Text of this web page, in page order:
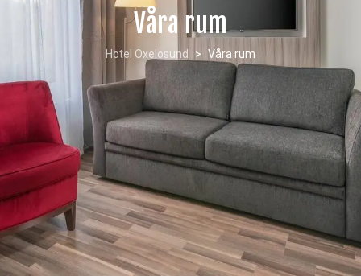
Våra rum
Hotel Oxelosund > Våra rum